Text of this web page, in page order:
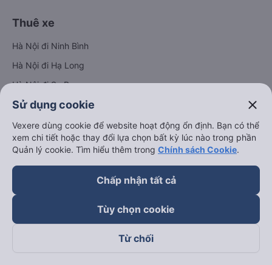
Thuê xe
Hà Nội đi Ninh Bình
Hà Nội đi Hạ Long
Hà Nội đi Sa Pa
Hà Nội đi Tam Đảo
Đà Nẵng đi Hội An
Đà Nẵng đi Huế
Xem tất cả tuyến đường
Sử dụng cookie close
Vexere dùng cookie để website hoạt động ổn định. Bạn có thể
xem chi tiết hoặc thay đổi lựa chọn bất kỳ lúc nào trong phần
Quản lý cookie. Tìm hiểu thêm trong Chính sách Cookie.
Chấp nhận tất cả
Tùy chọn cookie
Từ chối